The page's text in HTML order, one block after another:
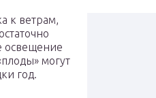
к ветрам,
освещение
могут
год.